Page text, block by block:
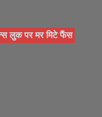
लुक पर मर मिटे फैंस